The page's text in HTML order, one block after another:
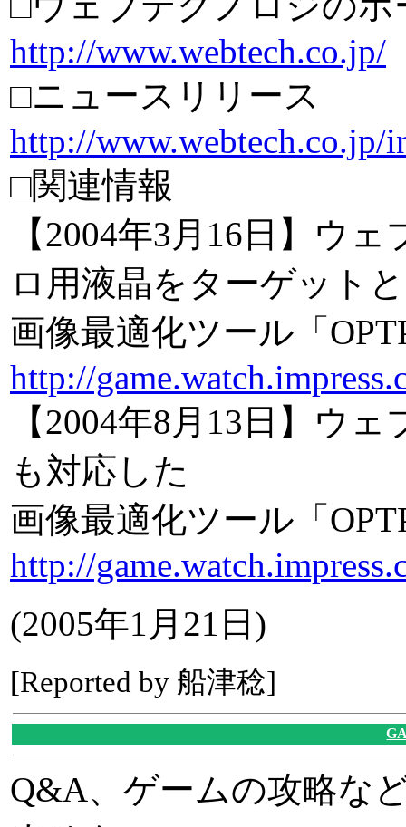
http://www.webtech.co.jp/
□ニュースリリース
http://www.webtech.co.jp/
□関連情報
【2004年3月16日】ウ
ロ用液晶をターゲット
画像最適化ツール「
http://
【2004年8月13日】ウ
も対応した
画像最適化ツール「
http://
(2005年1月21日)
[Reported by 船津稔]
Q&A、ゲームの攻略な